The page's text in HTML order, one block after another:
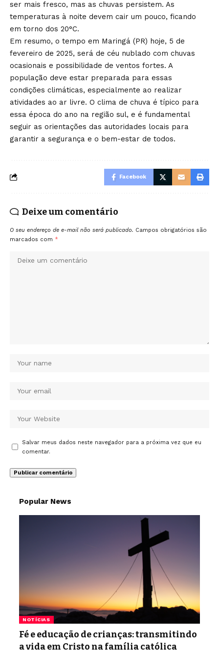
ser mais fresco, mas as chuvas persistem. As
temperaturas à noite devem cair um pouco, ficando
em torno dos 20°C.
Em resumo, o tempo em Maringá (PR) hoje, 5 de
fevereiro de 2025, será de céu nublado com chuvas
ocasionais e possibilidade de ventos fortes. A
população deve estar preparada para essas
condições climáticas, especialmente ao realizar
atividades ao ar livre. O clima de chuva é típico para
essa época do ano na região sul, e é fundamental
seguir as orientações das autoridades locais para
garantir a segurança e o bem-estar de todos.
Facebook
Deixe um comentário
O seu endereço de e-mail não será publicado. Campos obrigatórios são
marcados com *
Salvar meus dados neste navegador para a próxima vez que eu
comentar.
Popular News
NOTÍCIAS
Fé e educação de crianças: transmitindo
a vida em Cristo na família católica